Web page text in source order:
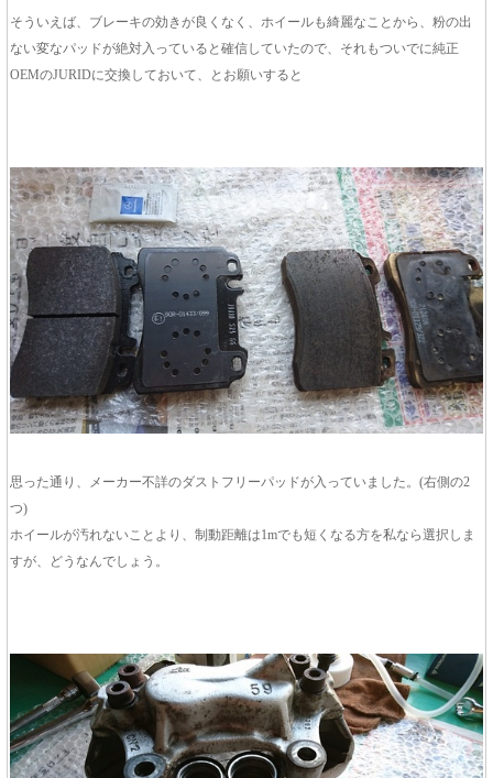
そういえば、ブレーキの効きが良くなく、ホイールも綺麗なことから、粉の出
ない変なパッドが絶対入っていると確信していたので、それもついでに純正
OEMのJURIDに交換しておいて、とお願いすると
思った通り、メーカー不詳のダストフリーパッドが入っていました。(右側の2
つ)
ホイールが汚れないことより、制動距離は1mでも短くなる方を私なら選択しま
すが、どうなんでしょう。